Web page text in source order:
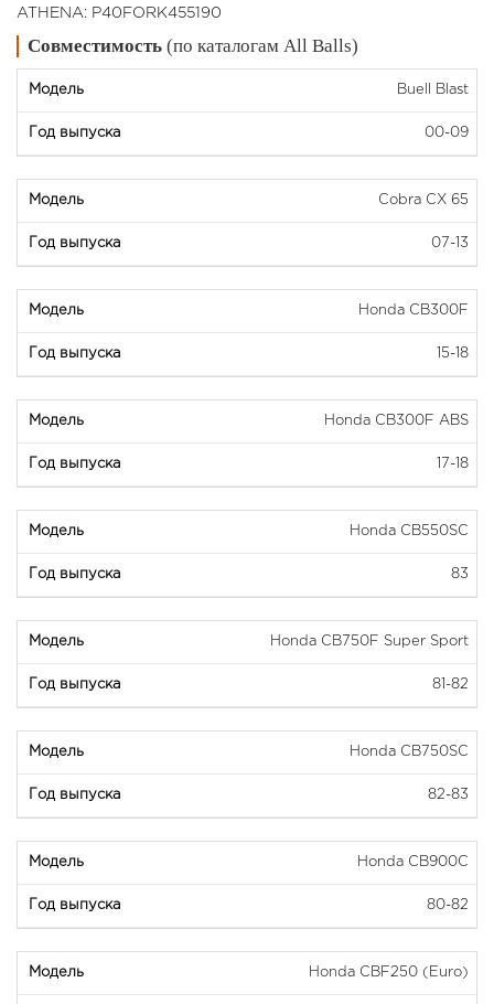
ATHENA: P40FORK455190
Совместимость (по каталогам All Balls)
Buell Blast
00-09
Cobra CX 65
07-13
Honda CB300F
15-18
Honda CB300F ABS
17-18
Honda CB550SC
83
Honda CB750F Super Sport
81-82
Honda CB750SC
82-83
Honda CB900C
80-82
Honda CBF250 (Euro)